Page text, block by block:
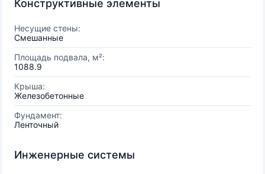
Конструктивные элементы
Несущие стены:
Смешанные
Площадь подвала, м²:
1088.9
Крыша:
Железобетонные
Фундамент:
Ленточный
Инженерные системы